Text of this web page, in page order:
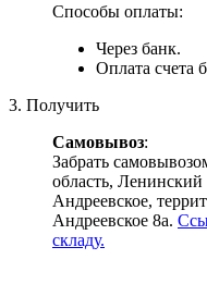
Способы оплаты:
Через банк.
Оплата счета
3. Получить
Самовывоз:
Забрать
область, Ленинский
Андреевское,
Андреевское 8а.
складу.